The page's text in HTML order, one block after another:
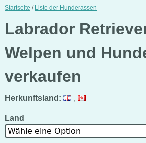
Startseite / Liste der Hunderassen
Labrador
Welpen und
verkaufen
Herkunftsland: ,
Land
Wähle eine Option